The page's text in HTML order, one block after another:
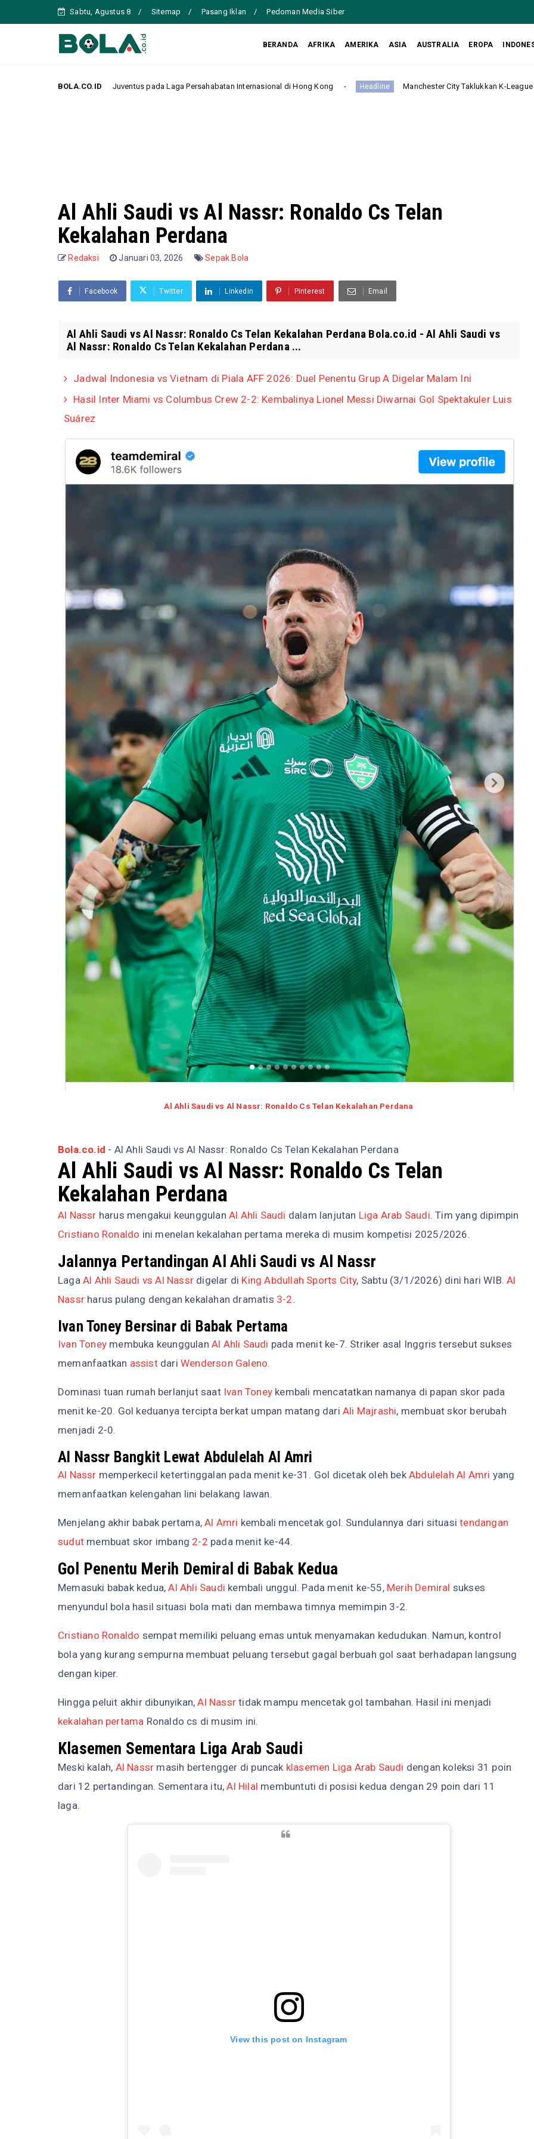
Sabtu, Agustus 8 Sitemap Pasang Iklan Pedoman Media Siber
BERANDA AFRIKA AMERIKA ASIA AUSTRALIA EROPA
BOLA.CO.ID
1 dari Juventus pada Laga Persahabatan Internasional di Hong Kong Headline Manchester City Taklukkan K-League Stars 3-1 dalam Laga
Al Ahli Saudi vs Al Nassr: Ronaldo Cs Telan
Kekalahan Perdana
Redaksi Januari 03, 2026 Sepak Bola
Facebook Twitter Linkedin Pinterest Email
Al Ahli Saudi vs Al Nassr: Ronaldo Cs Telan Kekalahan Perdana Bola.co.id - Al Ahli Saudi vs
Al Nassr: Ronaldo Cs Telan Kekalahan Perdana ...
Jadwal Indonesia vs Vietnam di Piala AFF 2026: Duel Penentu Grup A Digelar Malam Ini
Hasil Inter Miami vs Columbus Crew 2-2: Kembalinya Lionel Messi Diwarnai Gol Spektakuler Luis
Suárez
Al Ahli Saudi vs Al Nassr: Ronaldo Cs Telan Kekalahan Perdana
Bola.co.id - Al Ahli Saudi vs Al Nassr: Ronaldo Cs Telan Kekalahan Perdana
Al Ahli Saudi vs Al Nassr: Ronaldo Cs Telan
Kekalahan Perdana
Al Nassr harus mengakui keunggulanAl Ahli Saudi dalam lanjutan Liga Arab Saudi. Tim yang dipimpin
Cristiano Ronaldo ini menelan kekalahan pertama mereka di musim kompetisi 2025/2026.
Jalannya Pertandingan Al Ahli Saudi vs Al Nassr
Laga Al Ahli Saudi vs Al Nassr digelar di King Abdullah Sports City, Sabtu (3/1/2026) dini hari WIB.Al
Nassr harus pulang dengan kekalahan dramatis 3-2.
Ivan Toney Bersinar di Babak Pertama
Ivan Toney membuka keunggulan Al Ahli Saudi pada menit ke-7. Striker asal Inggris tersebut sukses
memanfaatkan assistdariWenderson Galeno.
Dominasi tuan rumah berlanjut saat Ivan Toney kembali mencatatkan namanya di papan skor pada
menit ke-20. Gol keduanya tercipta berkat umpan matang dariAli Majrashi, membuat skor berubah
menjadi 2-0.
Al Nassr Bangkit Lewat Abdulelah Al Amri
Al Nassr memperkecil ketertinggalan pada menit ke-31. Gol dicetak oleh bekAbdulelah Al Amri yang
memanfaatkan kelengahan lini belakang lawan.
Menjelang akhir babak pertama,Al Amri kembali mencetak gol. Sundulannya dari situasitendangan
sudut membuat skor imbang 2-2 pada menit ke-44.
Gol Penentu Merih Demiral di Babak Kedua
Memasuki babak kedua,Al Ahli Saudi kembali unggul. Pada menit ke-55, Merih Demiral sukses
menyundul bola hasil situasi bola mati dan membawa timnya memimpin 3-2.
Cristiano Ronaldo sempat memiliki peluang emas untuk menyamakan kedudukan. Namun, kontrol
bola yang kurang sempurna membuat peluang tersebut gagal berbuah gol saat berhadapan langsung
dengan kiper.
Hingga peluit akhir dibunyikan,Al Nassr tidak mampu mencetak gol tambahan. Hasil ini menjadi
kekalahan pertama Ronaldo cs di musim ini.
Klasemen Sementara Liga Arab Saudi
Meski kalah, Al Nassr masih bertengger di puncak klasemen Liga Arab Saudi dengan koleksi 31 poin
dari 12 pertandingan. Sementara itu,Al Hilal membuntuti di posisi kedua dengan 29 poin dari 11
laga.
View this post on Instagram